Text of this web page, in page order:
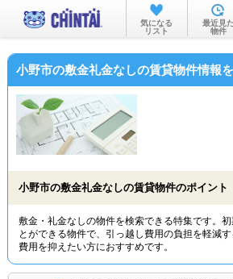
お部屋を探す
沿線・駅か
物件特集か
TOP
気になる
リスト
最近見た
物件
小野市の敷金礼金なしの賃貸物件情報
小野市の敷金礼金なしの賃貸物件のポイント
敷金・礼金なしの物件を検索できる特集です。
とができる物件で、引っ越し費用の負担を軽減
費用を抑えたい方におすすめです。